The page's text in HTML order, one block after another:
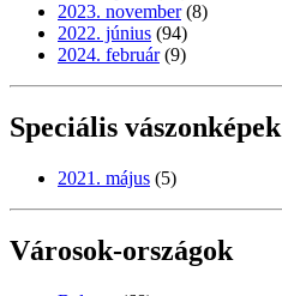
2023. november (8)
2022. június (94)
2024. február (9)
Speciális vászonképek
2021. május (5)
Városok-országok